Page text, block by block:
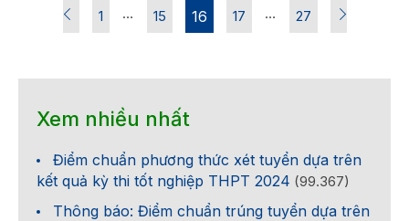
1 … 15 16 17 … 27
Xem nhiều nhất
Điểm chuẩn phương thức xét tuyển dựa trên
kết quả kỳ thi tốt nghiệp THPT 2024 (99.367)
Thông báo: Điểm chuẩn trúng tuyển dựa trên